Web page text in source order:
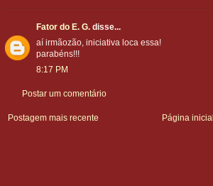
Fator do E. G. disse...
aí irmãozão, iniciativa loca essa!
parabéns!!!
8:17 PM
Postar um comentário
Postagem mais recente Página inicial